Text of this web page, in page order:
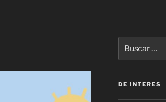
por:
DE INTERES